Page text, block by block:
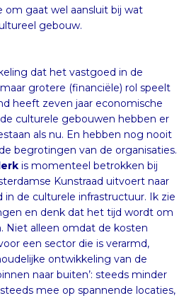
gebouw.
dat het vastgoed in de
grotere (financiële) rol speelt
zeven jaar economische
culturele gebouwen hebben er
als nu. En hebben nog nooit
van de organisaties.
is momenteel betrokken bij
een analyse die de Amsterdamse Kunstraad uitvoert naar
de rol van het vastgoed in de culturele infrastructuur. Ik zie
erg uit naar de bevindingen en denk dat het tijd wordt om
de bakens te verzetten. Niet alleen omdat de kosten
buiten proportie raken voor een sector die is verarmd,
maar ook omdat de inhoudelijke ontwikkeling van de
kunsten er een is ‘van binnen naar buiten’: steeds minder
in gebouwen en zalen, steeds mee op spannende locaties,